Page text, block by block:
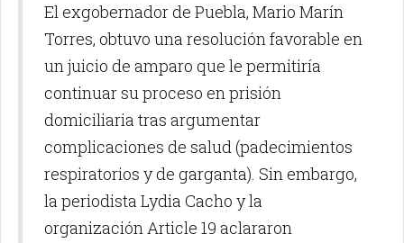
El exgobernador de Puebla, Mario Marín
Torres, obtuvo una resolución favorable en
un juicio de amparo que le permitiría
continuar su proceso en prisión
domiciliaria tras argumentar
complicaciones de salud (padecimientos
respiratorios y de garganta). Sin embargo,
la periodista Lydia Cacho y la
organización Article 19 aclararon